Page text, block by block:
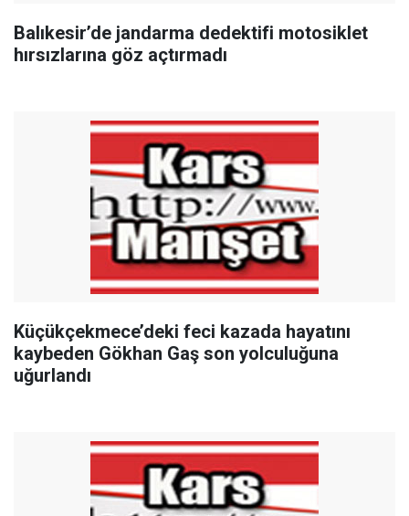
Balıkesir’de jandarma dedektifi motosiklet
hırsızlarına göz açtırmadı
Küçükçekmece’deki feci kazada hayatını
kaybeden Gökhan Gaş son yolculuğuna
uğurlandı